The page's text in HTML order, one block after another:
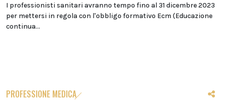
I professionisti sanitari avranno tempo fino al 31 dicembre 2023
per mettersi in regola con l'obbligo formativo Ecm (Educazione
continua...
PROFESSIONE MEDICA